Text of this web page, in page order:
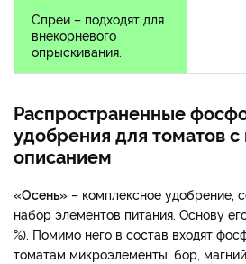
Спреи – подходят для
внекорневого
опрыскивания.
Распространенные
удобрения для томатов с
описанием
«Осень» – комплексное удобрение,
набор элементов питания. Основу
%). Помимо него в состав входят
томатам микроэлементы: бор,